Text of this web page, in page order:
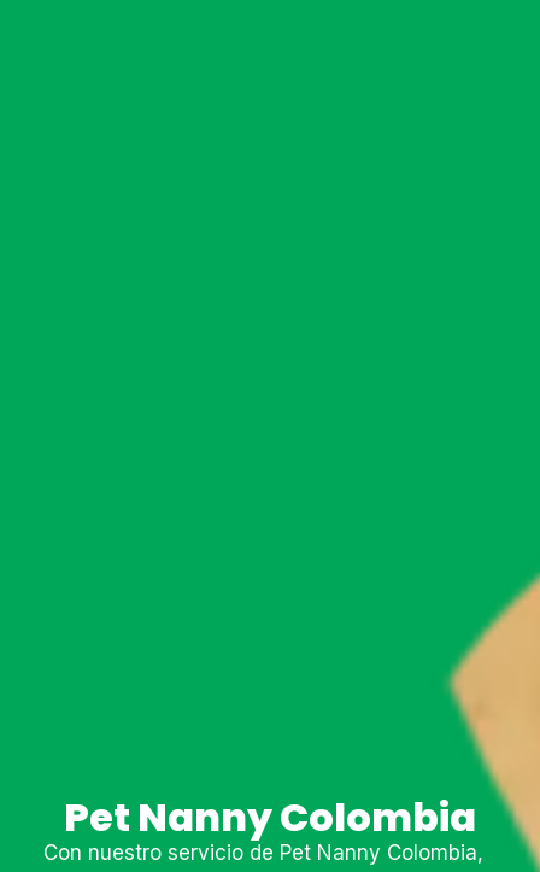
Pet Nanny Colombia
Con nuestro servicio de Pet Nanny Colombia,